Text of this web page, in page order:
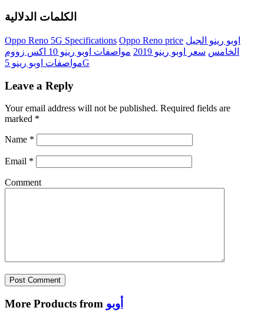
الكلمات الدلالية
Oppo Reno 5G Specifications Oppo Reno price اوبو رينو الجيل
الخامس سعر اوبو رينو 2019
مواصفات اوبو رينو 10 اكس زووم
مواصفات اوبو رينو 5G
Leave a Reply
Your email address will not be published. Required fields are
marked *
Name *
Email *
Comment
More Products from أوبو